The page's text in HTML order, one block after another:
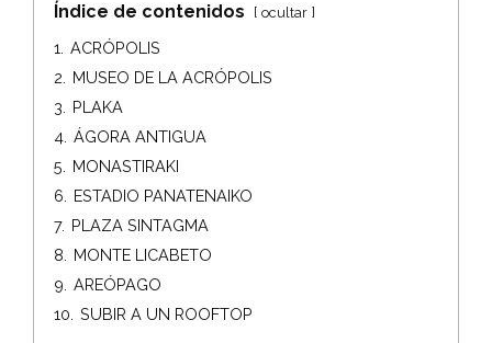
Índice de contenidos ocultar
1.
ACRÓPOLIS
2.
MUSEO DE LA ACRÓPOLIS
3.
PLAKA
4. ÁGORA ANTIGUA
5.
MONASTIRAKI
6.
ESTADIO PANATENAIKO
7. PLAZA SINTAGMA
8.
MONTE LICABETO
9. AREÓPAGO
10. SUBIR A UN ROOFTOP